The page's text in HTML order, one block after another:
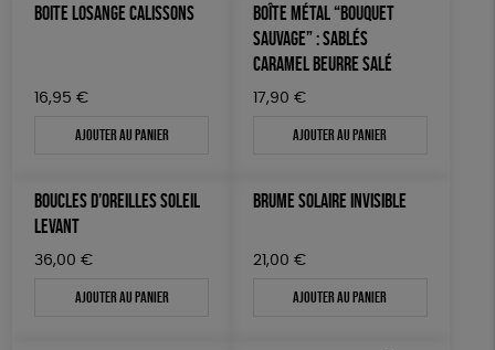
BOITE LOSANGE CALISSONS
16,95 €
Ajouter au panier
BOÎTE MÉTAL “BOUQUET
SAUVAGE” : SABLÉS
CARAMEL BEURRE SALÉ
17,90 €
Ajouter au panier
BOUCLES D’OREILLES SOLEIL
LEVANT
36,00 €
Ajouter au panier
BRUME SOLAIRE INVISIBLE
21,00 €
Ajouter au panier